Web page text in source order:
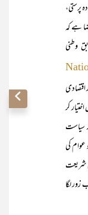
پرستی،
ہے کہ
وطنی
کر
سیاست
کی
شریعت
زور لگا